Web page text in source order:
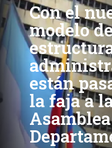
Con el
modelo
están
la faja a
Asamblea